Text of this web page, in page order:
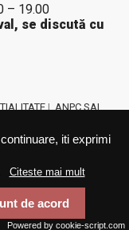
– 19.00
se discută cu
| ANPC SAL
iti exprimi
Citeste mai mult
de acord
Powered by cookie-script.com